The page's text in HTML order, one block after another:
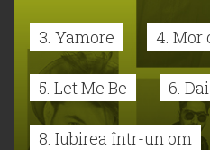
3. Yamore 4. Mor
5. Let Me Be 6.
8. Iubirea într-un om